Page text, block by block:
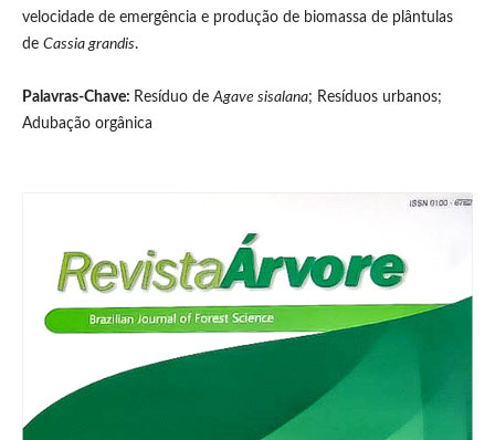
velocidade de emergência e produção de biomassa de plântulas
de Cassia grandis.
Palavras-Chave: Resíduo de Agave sisalana; Resíduos urbanos;
Adubação orgânica